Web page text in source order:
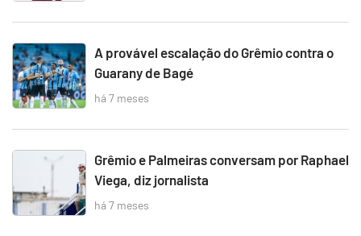
A provável escalação do Grêmio contra o
Guarany de Bagé
há 7 meses
Grêmio e Palmeiras conversam por Raphael
Viega, diz jornalista
há 7 meses